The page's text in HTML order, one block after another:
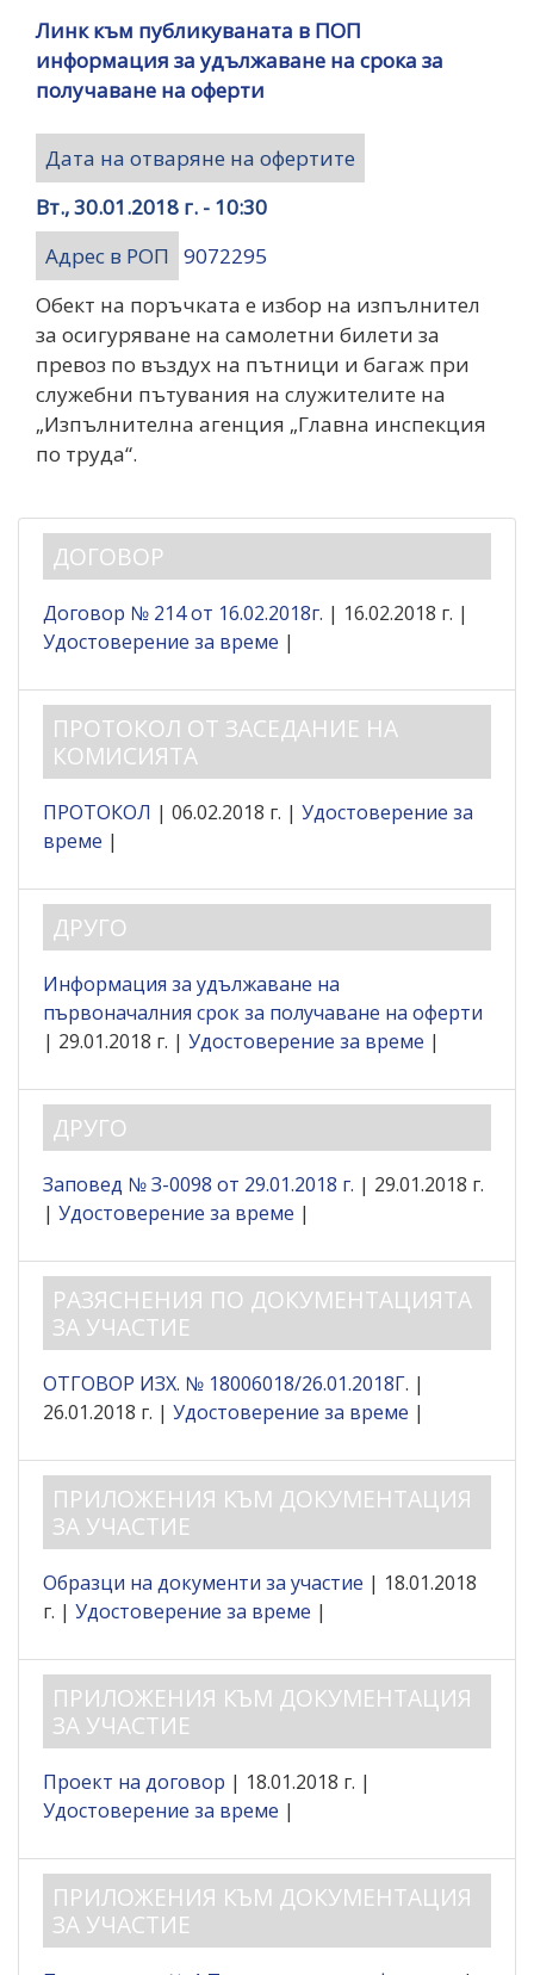
Линк към публикуваната в ПОП
информация за удължаване на срока за
получаване на оферти
Дата на отваряне на офертите
Вт., 30.01.2018 г. - 10:30
Адрес в РОП 9072295
Обект на поръчката е избор на изпълнител
за осигуряване на самолетни билети за
превоз по въздух на пътници и багаж при
служебни пътувания на служителите на
„Изпълнителна агенция „Главна инспекция
по труда“.
ДОГОВОР
Договор № 214 от 16.02.2018г. | 16.02.2018 г. |
Удостоверение за време |
ПРОТОКОЛ ОТ ЗАСЕДАНИЕ НА
КОМИСИЯТА
ПРОТОКОЛ | 06.02.2018 г. | Удостоверение за
време |
ДРУГО
Информация за удължаване на
първоначалния срок за получаване на оферти
| 29.01.2018 г. | Удостоверение за време |
ДРУГО
Заповед № З-0098 от 29.01.2018 г. | 29.01.2018 г.
| Удостоверение за време |
РАЗЯСНЕНИЯ ПО ДОКУМЕНТАЦИЯТА
ЗА УЧАСТИЕ
ОТГОВОР ИЗХ. № 18006018/26.01.2018Г. |
26.01.2018 г. | Удостоверение за време |
ПРИЛОЖЕНИЯ КЪМ ДОКУМЕНТАЦИЯ
ЗА УЧАСТИЕ
Образци на документи за участие | 18.01.2018
г. | Удостоверение за време |
ПРИЛОЖЕНИЯ КЪМ ДОКУМЕНТАЦИЯ
ЗА УЧАСТИЕ
Проект на договор | 18.01.2018 г. |
Удостоверение за време |
ПРИЛОЖЕНИЯ КЪМ ДОКУМЕНТАЦИЯ
ЗА УЧАСТИЕ